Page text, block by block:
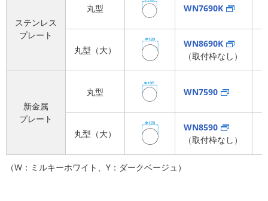
ステンレス
プレート
丸型 WN7690K
丸型（大）
WN8690K
（取付枠なし）
新金属
プレート
丸型 WN7590
丸型（大）
WN8590
（取付枠なし）
（W：ミルキーホワイト、Y：ダークベージュ）